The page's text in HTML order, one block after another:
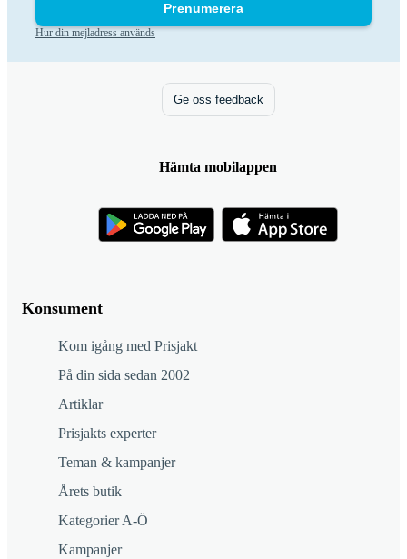
Prenumerera
Hur din mejladress används
Konsument
Kom igång med Prisjakt
På din sida sedan 2002
Artiklar
Prisjakts experter
Teman & kampanjer
Årets butik
Kategorier A-Ö
Kampanjer
Ge oss feedback
Hämta mobilappen